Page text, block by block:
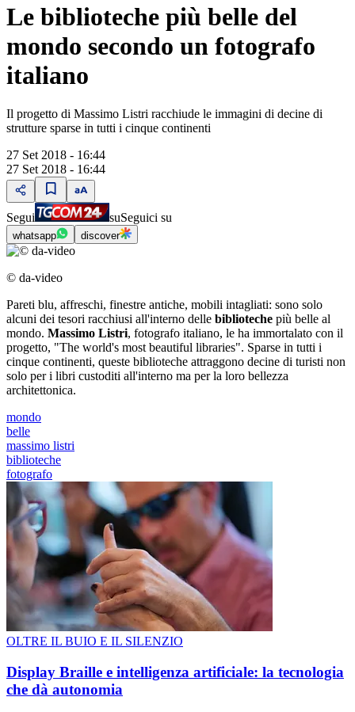
Le biblioteche più belle del
mondo secondo un fotografo
italiano
Il progetto di Massimo Listri racchiude le immagini di decine di
strutture sparse in tutti i cinque continenti
27 Set 2018 - 16:44
27 Set 2018 - 16:44
Segui suSeguici su
whatsapp discover
© da-video
Pareti blu, affreschi, finestre antiche, mobili intagliati: sono solo
alcuni dei tesori racchiusi all'interno delle biblioteche più belle al
mondo. Massimo Listri, fotografo italiano, le ha immortalato con il
progetto, "The world's most beautiful libraries". Sparse in tutti i
cinque continenti, queste biblioteche attraggono decine di turisti non
solo per i libri custoditi all'interno ma per la loro bellezza
architettonica.
mondo
belle
massimo listri
biblioteche
fotografo
OLTRE IL BUIO E IL SILENZIO
Display Braille e intelligenza artificiale: la tecnologia
che dà autonomia